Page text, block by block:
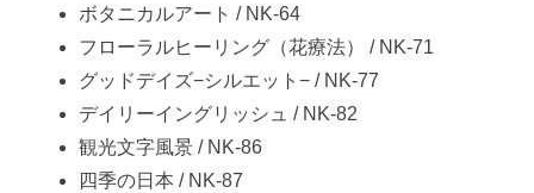
ボタニカルアート / NK-64
フローラルヒーリング（花療法） / NK-71
グッドデイズ−シルエット− / NK-77
デイリーイングリッシュ / NK-82
観光文字風景 / NK-86
四季の日本 / NK-87